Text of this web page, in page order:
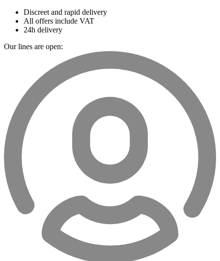
Discreet and rapid delivery
All offers include VAT
24h delivery
Our lines are open: